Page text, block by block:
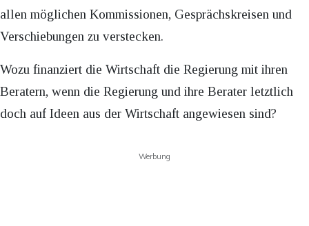
allen möglichen Kommissionen, Gesprächskreisen und
Verschiebungen zu verstecken.
Wozu finanziert die Wirtschaft die Regierung mit ihren
Beratern, wenn die Regierung und ihre Berater letztlich
doch auf Ideen aus der Wirtschaft angewiesen sind?
Werbung